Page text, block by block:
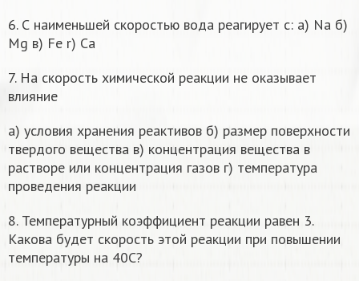
6. С наименьшей скоростью вода реагирует с: а) Na б)
Mg в) Fe r) Са
7. На скорость химической реакции не оказывает
влияние
a) условия хранения реактивов б) размер поверхности
твердого вещества в) концентрация вещества в
растворе или концентрация газов г) температура
проведения реакции
8. Температурный коэффициент реакции равен 3.
Какова будет скорость этой реакции при повышении
температуры на 40С?